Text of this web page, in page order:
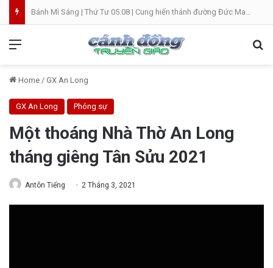
Bánh Mì Sáng | Thứ Tư 05.08 | Cung hiến thánh đường Đức Maria
Home / GX An Long
GX An Long Phóng sự
Một thoáng Nhà Thờ An Long
tháng giêng Tân Sửu 2021
Antôn Tiếng 2 Tháng 3, 2021